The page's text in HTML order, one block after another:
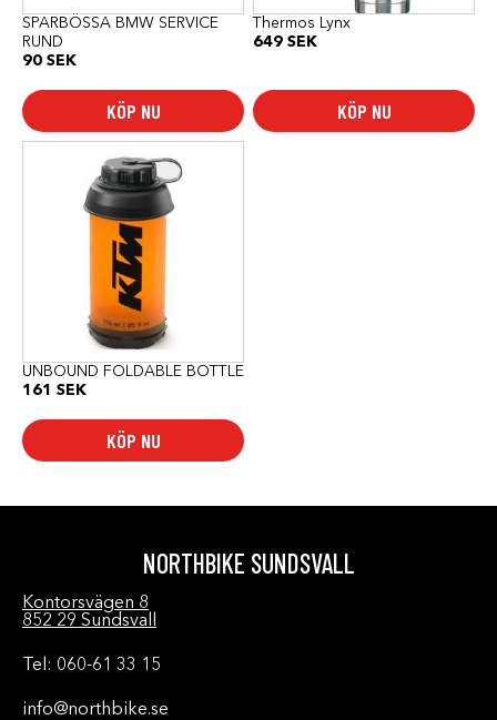
SPARBÖSSA BMW SERVICE
RUND
90 SEK
KÖP NU
Thermos Lynx
649 SEK
KÖP NU
UNBOUND FOLDABLE BOTTLE
161 SEK
KÖP NU
NORTHBIKE SUNDSVALL
Kontorsvägen 8
852 29 Sundsvall
Tel: 060-61 33 15
info@northbike.se